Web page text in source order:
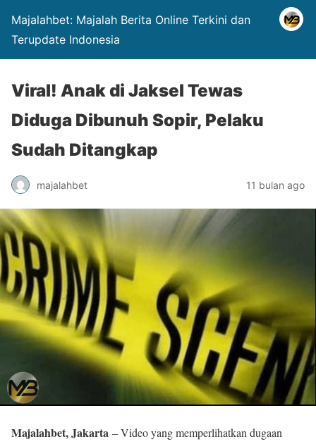
Majalahbet: Majalah Berita Online Terkini dan
Terupdate Indonesia
Viral! Anak di Jaksel Tewas
Diduga Dibunuh Sopir, Pelaku
Sudah Ditangkap
majalahbet 11 bulan ago
Majalahbet, Jakarta – Video yang memperlihatkan dugaan